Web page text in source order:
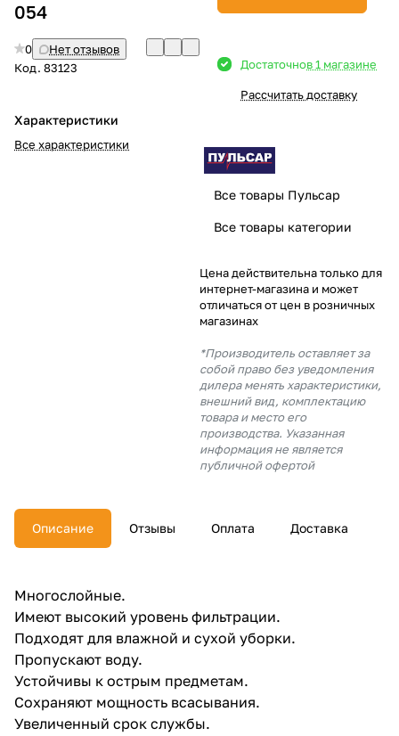
054
0
Нет отзывов
Код. 83123
Характеристики
Все характеристики
Достаточнов 1 магазине
Рассчитать доставку
Все товары Пульсар
Все товары категории
Цена действительна только для
интернет-магазина и может
отличаться от цен в розничных
магазинах
*Производитель оставляет за
собой право без уведомления
дилера менять характеристики,
внешний вид, комплектацию
товара и место его
производства. Указанная
информация не является
публичной офертой
Описание Отзывы Оплата Доставка
Многослойные.
Имеют высокий уровень фильтрации.
Подходят для влажной и сухой уборки.
Пропускают воду.
Устойчивы к острым предметам.
Сохраняют мощность всасывания.
Увеличенный срок службы.
Добавляйте товары
Оплачивайте сегодня только
% картой любого банка
% будут
с вашей карты